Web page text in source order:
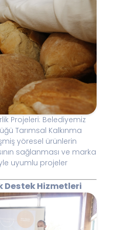
Projeleri: Belediyemiz
Tarımsal Kalkınma
yöresel ürünlerin
sağlanması ve marka
uyumlu projeler
Destek Hizmetleri